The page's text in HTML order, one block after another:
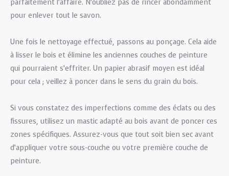
parfaitement l’affaire. N’oubliez pas de rincer abondamment
pour enlever tout le savon.
Une fois le nettoyage effectué, passons au ponçage. Cela aide
à lisser le bois et élimine les anciennes couches de peinture
qui pourraient s’effriter. Un papier abrasif moyen est idéal
pour cela ; veillez à poncer dans le sens du grain du bois.
Si vous constatez des imperfections comme des éclats ou des
fissures, utilisez un mastic adapté au bois avant de poncer ces
zones spécifiques. Assurez-vous que tout soit bien sec avant
d’appliquer votre sous-couche ou votre première couche de
peinture.